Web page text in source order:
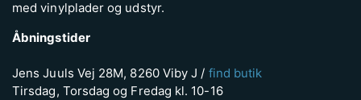
med vinylplader og udstyr.
Åbningstider
Jens Juuls Vej 28M, 8260 Viby J / find butik
Tirsdag, Torsdag og Fredag kl. 10-16